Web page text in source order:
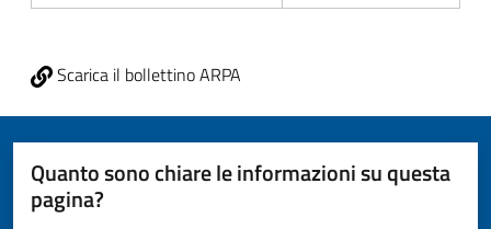
Scarica il bollettino ARPA
Quanto sono chiare le informazioni su questa
pagina?